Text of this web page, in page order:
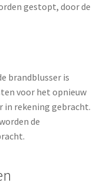
gestopt, door de
brandblusser is
voor het opnieuw
in rekening gebracht.
de